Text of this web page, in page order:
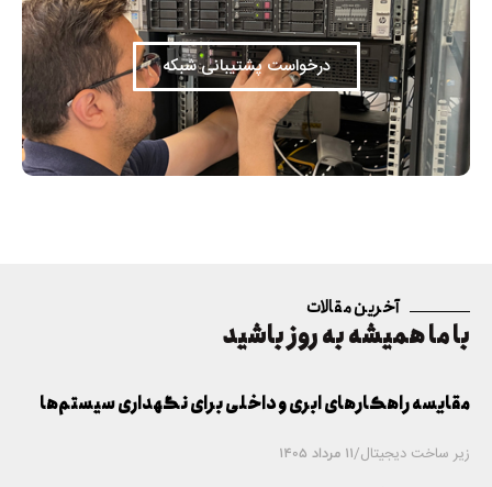
درخواست پشتیبانی شبکه
آخرین مقالات
با ما همیشه به روز باشید
زیر ساخت دیجیتال/11 مرداد 1405
مقایسه راهکارهای ابری و داخلی برای نگهداری سیستم‌ها